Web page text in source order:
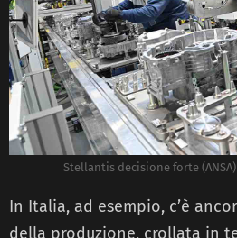
Stellantis decisione forte
In Italia, ad esempio, c’è
della produzione, crollata in